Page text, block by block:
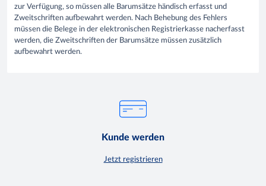
zur Verfügung, so müssen alle Barumsätze händisch erfasst und
Zweitschriften aufbewahrt werden. Nach Behebung des Fehlers
müssen die Belege in der elektronischen Registrierkasse nacherfasst
werden, die Zweitschriften der Barumsätze müssen zusätzlich
aufbewahrt werden.
Kunde werden
Jetzt registrieren